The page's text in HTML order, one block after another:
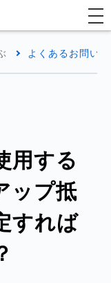
よくあるお問い
用する
ップ抵
すれば